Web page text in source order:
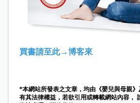
買書請至此→博客來
*本網站所發表之文章，均由《嬰兒與母親
有其法律權益，若欲引用或轉載網站內容，